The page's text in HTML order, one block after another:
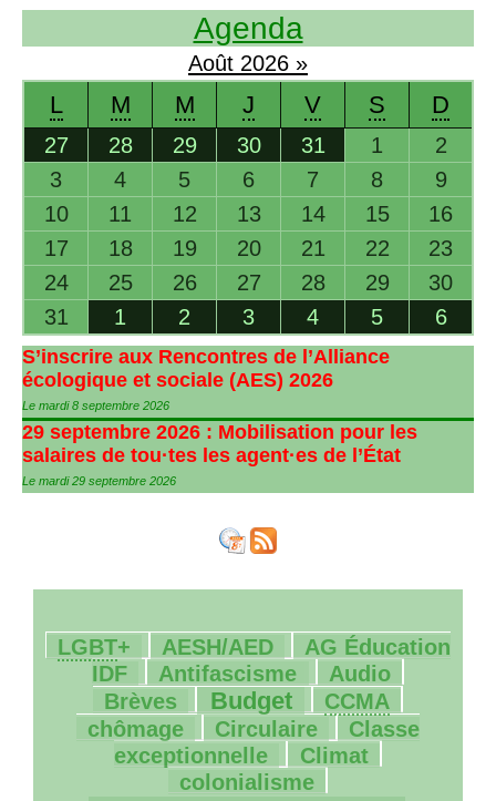
Agenda
Août 2026 »
L M M J V S D
27 28 29 30 31 1
2
3
4 5 6 7 8
9
10
11 12 13 14 15
16
17
18 19 20 21 22
23
24
25 26 27 28 29
30
31
1 2 3 4 5 6
S’inscrire aux Rencontres de l’Alliance
écologique et sociale (AES) 2026
Le mardi 8 septembre 2026
29 septembre 2026 : Mobilisation pour les
salaires de tou·tes les agent·es de l’État
Le mardi 29 septembre 2026
36/2071
LGBT+
147/2071 AESH/AED
14/2071 AG Éducation
IDF
204/2071 Antifascisme
31/2071 Audio
27/2071
Brèves
570/2071 Budget
86/2071 CCMA
24/2071
chômage
179/2071 Circulaire
47/2071
Classe
exceptionnelle
178/2071 Climat
110/2071
colonialisme